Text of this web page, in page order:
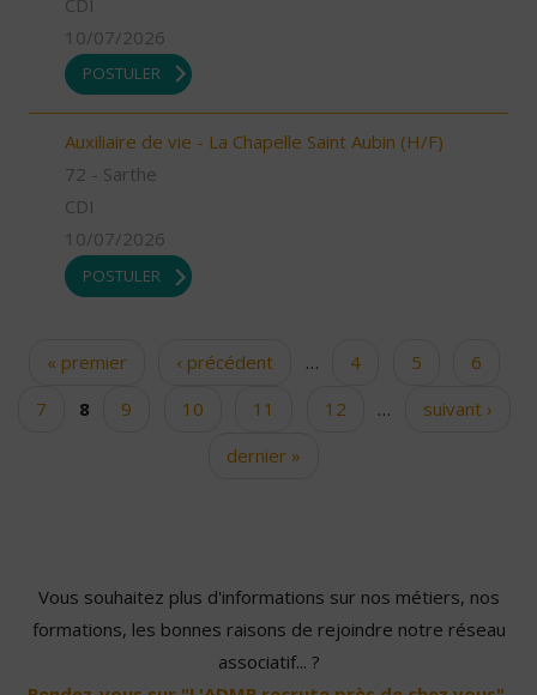
10/07/2026
POSTULER
Auxiliaire de vie - La Chapelle Saint Aubin (H/F)
72 - Sarthe
CDI
10/07/2026
POSTULER
Pages« premier ‹ précédent … 4 5
6
7
8 9 10 11 12 …
suivant ›
dernier »
Vous souhaitez plus d'informations sur nos métiers, nos
formations, les bonnes raisons de rejoindre notre réseau
associatif... ?